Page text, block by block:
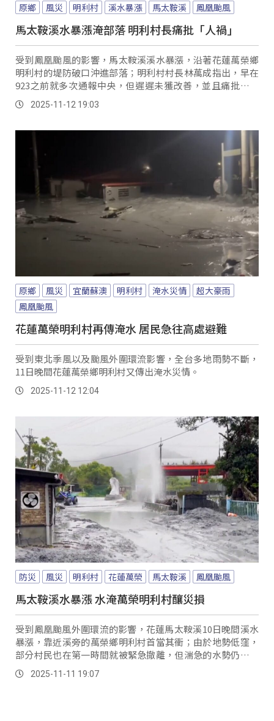
原鄉 風災 明利村 溪水暴漲 馬太鞍溪 鳳凰颱風
馬太鞍溪水暴漲淹部落 明利村長痛批「人禍」
受到鳳凰颱風的影響，馬太鞍溪溪水暴漲，沿著花蓮萬榮鄉
明利村的堤防破口沖進部落；明利村村長林萬成指出，早在
923之前就多次通報中央，但遲遲未獲改善，並且痛批這場
災情是「人禍」而非單純的天災。
2025-11-12 19:03
原鄉 風災 宜蘭蘇澳 明利村 淹水災情
超大豪雨
鳳凰颱風
花蓮萬榮明利村再傳淹水 居民急往高處避難
受到東北季風以及颱風外圍環流影響，全台多地雨勢不斷，
11日晚間花蓮萬榮鄉明利村又傳出淹水災情。
2025-11-12 12:04
防災 風災 明利村 花蓮萬榮 馬太鞍溪 鳳凰颱風
馬太鞍溪水暴漲 水淹萬榮明利村釀災損
受到鳳凰颱風外圍環流的影響，花蓮馬太鞍溪10日晚間溪水
暴漲，靠近溪旁的萬榮鄉明利村首當其衝；由於地勢低窪，
部分村民也在第一時間就被緊急撤離，但湍急的水勢仍從堤
防破口湧入明利村，導致多處道路中斷，而台九線沿線也有
部分路段也拉起封鎖線，禁止民眾靠近。
2025-11-11 19:07